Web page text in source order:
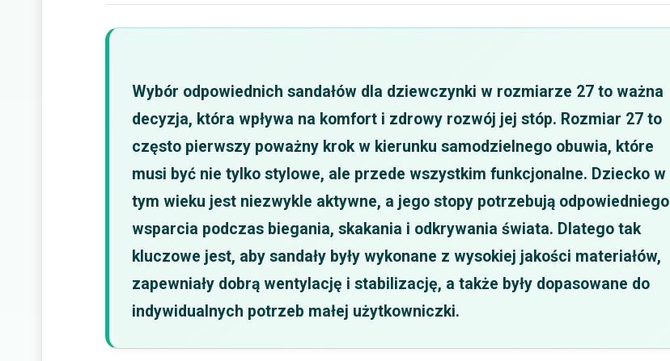
Wybór odpowiednich sandałów dla dziewczynki w rozmiarze 27 to ważna
decyzja, która wpływa na komfort i zdrowy rozwój jej stóp. Rozmiar 27 to
często pierwszy poważny krok w kierunku samodzielnego obuwia, które
musi być nie tylko stylowe, ale przede wszystkim funkcjonalne. Dziecko w
tym wieku jest niezwykle aktywne, a jego stopy potrzebują odpowiedniego
wsparcia podczas biegania, skakania i odkrywania świata. Dlatego tak
kluczowe jest, aby sandały były wykonane z wysokiej jakości materiałów,
zapewniały dobrą wentylację i stabilizację, a także były dopasowane do
indywidualnych potrzeb małej użytkowniczki.